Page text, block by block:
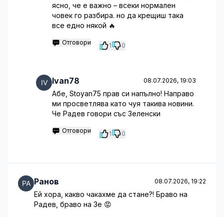
ясно, че е важно – всеки нормален
човек го разбира. но да крещиш така
все едно някой 🔥
Отговори 1 0
Ivan78 08.07.2026, 19:03
Абе, Stoyan75 прав си напълно! Направо
ми просветлява като чуя такива новини.
Че Радев говори със Зеленски
Отговори 1 0
Ранов 08.07.2026, 19:22
Ей хора, какво чакахме да стане?! Браво на
Радев, браво на Зе 😡